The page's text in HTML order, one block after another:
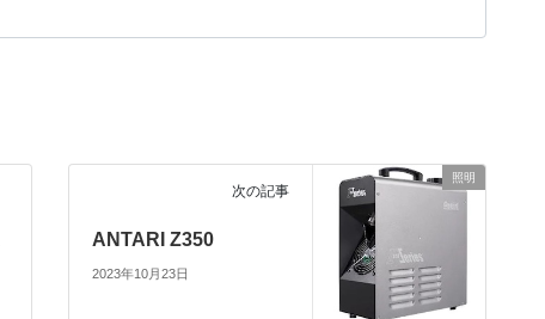
照明
次の記事
ANTARI Z350
2023年10月23日